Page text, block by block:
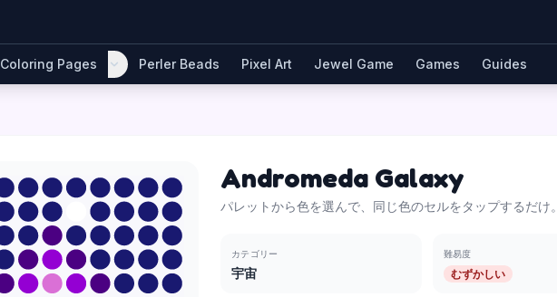
Coloring Pages Perler Beads Pixel Art Jewel Game Games Guides
Andromeda Galaxy
パレットから色を選んで、同じ色のセルをタップするだけ。
カテゴリー
宇宙
難易度
むずかしい